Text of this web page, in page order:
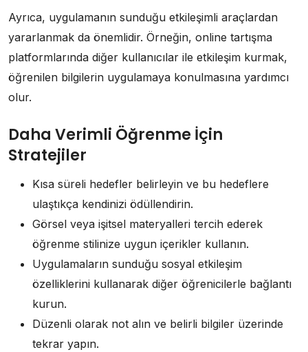
Ayrıca, uygulamanın sunduğu etkileşimli araçlardan
yararlanmak da önemlidir. Örneğin, online tartışma
platformlarında diğer kullanıcılar ile etkileşim kurmak,
öğrenilen bilgilerin uygulamaya konulmasına yardımcı
olur.
Daha Verimli Öğrenme İçin
Stratejiler
Kısa süreli hedefler belirleyin ve bu hedeflere
ulaştıkça kendinizi ödüllendirin.
Görsel veya işitsel materyalleri tercih ederek
öğrenme stilinize uygun içerikler kullanın.
Uygulamaların sunduğu sosyal etkileşim
özelliklerini kullanarak diğer öğrenicilerle bağlantı
kurun.
Düzenli olarak not alın ve belirli bilgiler üzerinde
tekrar yapın.